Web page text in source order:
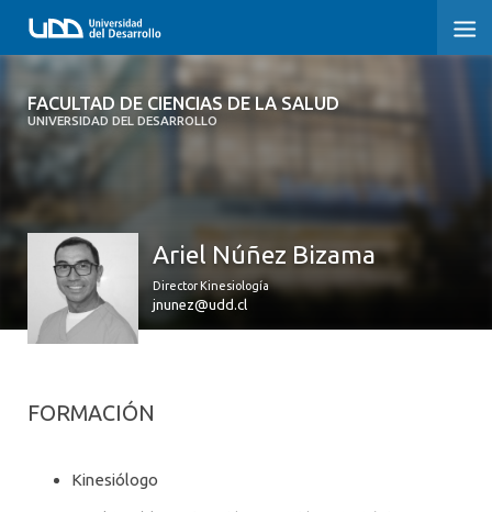
FACULTAD DE CIENCIAS DE LA SALUD
UNIVERSIDAD DEL DESARROLLO
FACULTAD DE CIENCIAS DE LA SALUD
POSTGRADOS Y EDUCACIÓN CONTINUA
INVESTIGACIÓN
CLÍNICA ERNESTO SILVA B.
Ariel Núñez Bizama
Director Kinesiología
jnunez@udd.cl
FORMACIÓN
Kinesiólogo